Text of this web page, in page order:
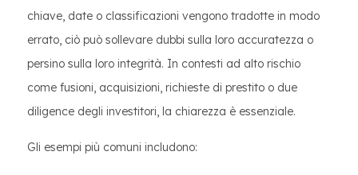
chiave, date o classificazioni vengono tradotte in modo
errato, ciò può sollevare dubbi sulla loro accuratezza o
persino sulla loro integrità. In contesti ad alto rischio
come fusioni, acquisizioni, richieste di prestito o due
diligence degli investitori, la chiarezza è essenziale.
Gli esempi più comuni includono: